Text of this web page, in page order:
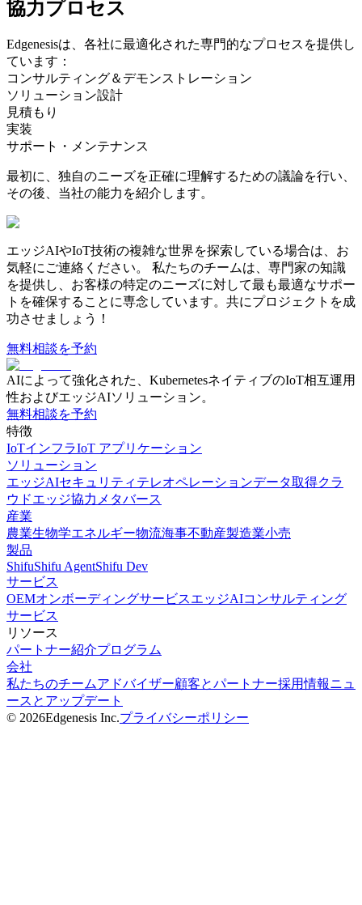
協力プロセス
Edgenesisは、各社に最適化された専門的なプロセスを提供し
ています：
コンサルティング＆デモンストレーション
ソリューション設計
見積もり
実装
サポート・メンテナンス
最初に、独自のニーズを正確に理解するための議論を行い、
その後、当社の能力を紹介します。
エッジAIやIoT技術の複雑な世界を探索している場合は、お
気軽にご連絡ください。
私たちのチームは、専門家の知識
を提供し、お客様の特定のニーズに対して最も最適なサポー
トを確保することに専念しています。共にプロジェクトを成
功させましょう！
無料相談を予約
AIによって強化された、KubernetesネイティブのIoT相互運用
性およびエッジAIソリューション。
無料相談を予約
特徴
IoTインフラIoT アプリケーション
ソリューション
エッジAIセキュリティ テレオペレーションデータ取得クラ
ウドエッジ協力 メタバース
産業
農業生物学エネルギー物流海事不動産製造業小売
製品
ShifuShifu AgentShifu Dev
サービス
OEMオンボーディングサービスエッジAIコンサルティング
サービス
リソース
パートナー紹介プログラム
会社
私たちのチームアドバイザー顧客とパートナー採用情報ニュ
ースとアップデート
© 2026Edgenesis Inc.プライバシーポリシー